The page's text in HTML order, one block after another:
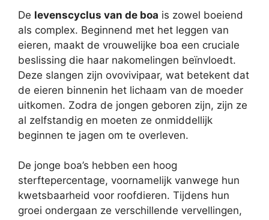
De levenscyclus van de boa is zowel boeiend
als complex. Beginnend met het leggen van
eieren, maakt de vrouwelijke boa een cruciale
beslissing die haar nakomelingen beïnvloedt.
Deze slangen zijn ovovivipaar, wat betekent dat
de eieren binnenin het lichaam van de moeder
uitkomen. Zodra de jongen geboren zijn, zijn ze
al zelfstandig en moeten ze onmiddellijk
beginnen te jagen om te overleven.
De jonge boa’s hebben een hoog
sterftepercentage, voornamelijk vanwege hun
kwetsbaarheid voor roofdieren. Tijdens hun
groei ondergaan ze verschillende vervellingen,